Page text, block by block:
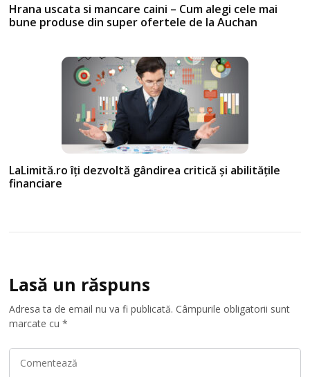
Hrana uscata si mancare caini – Cum alegi cele mai
bune produse din super ofertele de la Auchan
LaLimită.ro îți dezvoltă gândirea critică și abilitățile
financiare
Lasă un răspuns
Adresa ta de email nu va fi publicată. Câmpurile obligatorii sunt
marcate cu*